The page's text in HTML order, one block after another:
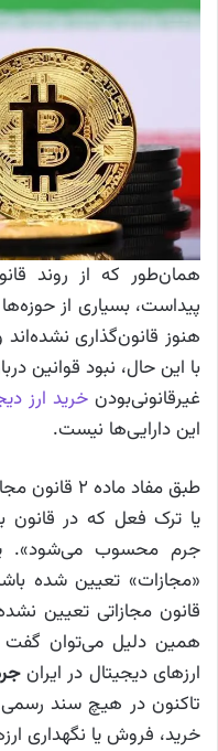
همان‌طور که از روند
پیداست، بسیاری از
هنوز قانون‌گذاری
با این حال، نبود قوانین
غیرقانونی‌بودن خرید ارز
این دارایی‌ها نیست.
طبق مفاد
یا ترک فعل که در
جرم محسوب می‌شود».
«مجازات» تعیین شده
قانون مجازاتی تعیین
همین دلیل می‌توان گفت
ارزهای دیجیتال در ایران
تاکنون در هیچ سند رسمی
خرید، فروش یا نگهداری